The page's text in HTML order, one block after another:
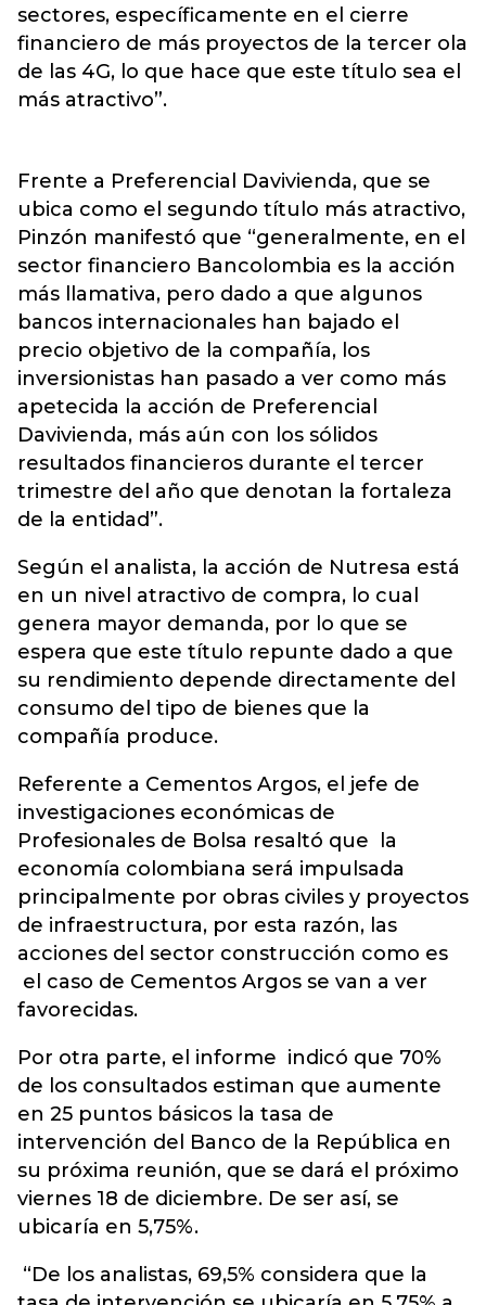
sectores, específicamente en el cierre
financiero de más proyectos de la tercer ola
de las 4G, lo que hace que este título sea el
más atractivo”.
Frente a Preferencial Davivienda, que se
ubica como el segundo título más atractivo,
Pinzón manifestó que “generalmente, en el
sector financiero Bancolombia es la acción
más llamativa, pero dado a que algunos
bancos internacionales han bajado el
precio objetivo de la compañía, los
inversionistas han pasado a ver como más
apetecida la acción de Preferencial
Davivienda, más aún con los sólidos
resultados financieros durante el tercer
trimestre del año que denotan la fortaleza
de la entidad”.
Según el analista, la acción de Nutresa está
en un nivel atractivo de compra, lo cual
genera mayor demanda, por lo que se
espera que este título repunte dado a que
su rendimiento depende directamente del
consumo del tipo de bienes que la
compañía produce.
Referente a Cementos Argos, el jefe de
investigaciones económicas de
Profesionales de Bolsa resaltó que la
economía colombiana será impulsada
principalmente por obras civiles y proyectos
de infraestructura, por esta razón, las
acciones del sector construcción como es
el caso de Cementos Argos se van a ver
favorecidas.
Por otra parte, el informe indicó que 70%
de los consultados estiman que aumente
en 25 puntos básicos la tasa de
intervención del Banco de la República en
su próxima reunión, que se dará el próximo
viernes 18 de diciembre. De ser así, se
ubicaría en 5,75%.
“De los analistas, 69,5% considera que la